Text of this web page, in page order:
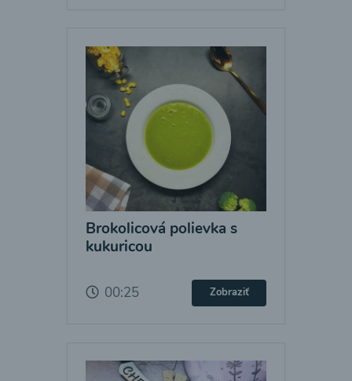
Brokolicová polievka s
kukuricou
00:25 Zobraziť